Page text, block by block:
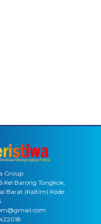
Group
Kel Barong Tongkok,
Barat (Kaltim) Kode